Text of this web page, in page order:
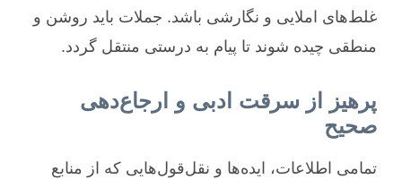
غلط‌های املایی و نگارشی باشد. جملات باید روشن و
منطقی چیده شوند تا پیام به درستی منتقل گردد.
پرهیز از سرقت ادبی و ارجاع‌دهی
صحیح
تمامی اطلاعات، ایده‌ها و نقل‌قول‌هایی که از منابع